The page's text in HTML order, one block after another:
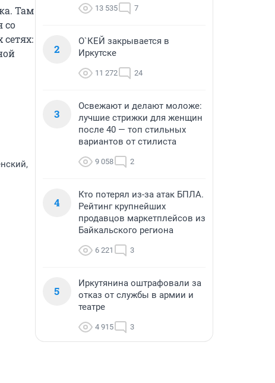
Там
со
13 535 7
2
О`КЕЙ закрывается в
Иркутске
11 272 24
3
Освежают и делают моложе:
лучшие стрижки для женщин
после 40 — топ стильных
вариантов от стилиста
9 058 2
4
Кто потерял из-за атак БПЛА.
Рейтинг крупнейших
продавцов маркетплейсов из
Байкальского региона
6 221 3
5
Иркутянина оштрафовали за
отказ от службы в армии и
театре
4 915 3